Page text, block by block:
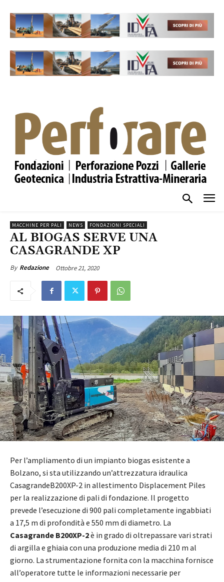
MACCHINE PER PALI NEWS FONDAZIONI SPECIALI
AL BIOGAS SERVE UNA
CASAGRANDE XP
By Redazione Ottobre 21, 2020
Per l’ampliamento di un impianto biogas esistente a
Bolzano, si sta utilizzando un’attrezzatura idraulica
CasagrandeB200XP-2 in allestimento Displacement Piles
per la realizzazione di pali di fondazione. Il progetto
prevede l’esecuzione di 900 pali completamente ingabbiati
a 17,5 m di profondità e 550 mm di diametro. La
Casagrande B200XP-2è in grado di oltrepassare vari strati
di argilla e ghiaia con una produzione media di 210 m al
giorno. La strumentazione fornita con la macchina fornisce
all’operatore tutte le informazioni necessarie per